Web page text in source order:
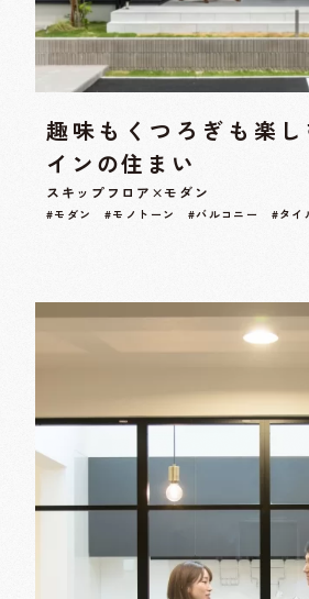
趣味もくつろぎも楽
インの住まい
スキップフロア×モダン
#モダン #モノトーン #バルコニー #タ